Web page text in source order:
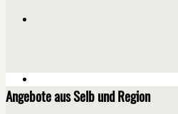
Angebote aus Selb und Region